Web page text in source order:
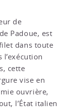
de
Padoue, est
dans toute
l’exécution
cette
vise en
ouvrière,
l’État italien